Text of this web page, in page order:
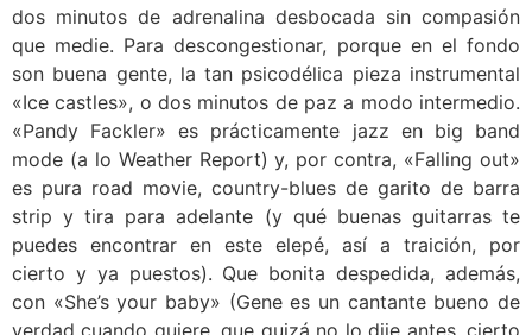
dos minutos de adrenalina desbocada sin compasión
que medie. Para descongestionar, porque en el fondo
son buena gente, la tan psicodélica pieza instrumental
«Ice castles», o dos minutos de paz a modo intermedio.
«Pandy Fackler» es prácticamente jazz en big band
mode (a lo Weather Report) y, por contra, «Falling out»
es pura road movie, country-blues de garito de barra
strip y tira para adelante (y qué buenas guitarras te
puedes encontrar en este elepé, así a traición, por
cierto y ya puestos). Que bonita despedida, además,
con «She’s your baby» (Gene es un cantante bueno de
verdad cuando quiere, que quizá no lo dije antes, cierto